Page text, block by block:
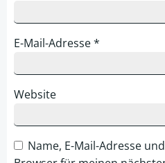
E-Mail-Adresse*
Website
Name, E-Mail-Adresse